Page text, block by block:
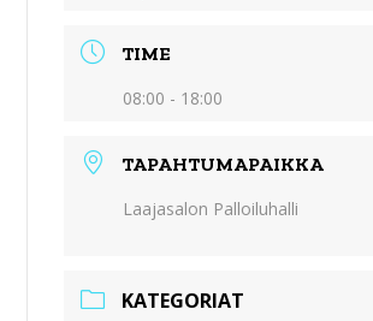
TIME
08:00 - 18:00
TAPAHTUMAPAIKKA
Laajasalon Palloiluhalli
KATEGORIAT